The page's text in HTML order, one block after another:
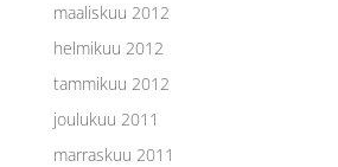
maaliskuu 2012
helmikuu 2012
tammikuu 2012
joulukuu 2011
marraskuu 2011